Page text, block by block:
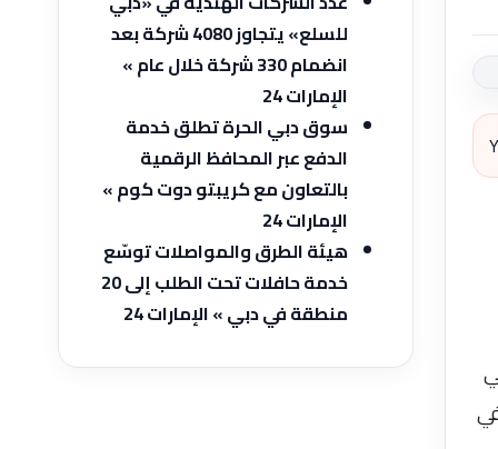
للسلع» يتجاوز 4080 شركة بعد
انضمام 330 شركة خلال عام »
الإمارات 24
سوق دبي الحرة تطلق خدمة
الدفع عبر المحافظ الرقمية
بالتعاون مع كريبتو دوت كوم »
الإمارات 24
هيئة الطرق والمواصلات توسّع
خدمة حافلات تحت الطلب إلى 20
منطقة في دبي » الإمارات 24